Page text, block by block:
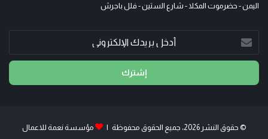
اليمن - حضرموت المكلا - شارع الستين - فلل باجرش
أدخل
بريدك
الإلكتروني
© حقوق النشر 2026، جميع الحقوق محفوظة | مؤسسة نعمة للاعمال